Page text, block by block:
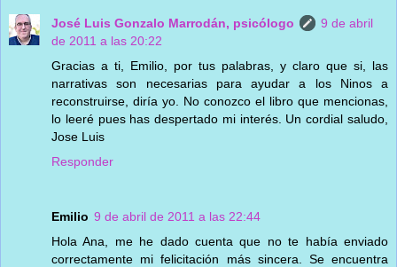
José Luis Gonzalo Marrodán, psicólogo
9 de abril
de 2011 a las 20:22
Gracias a ti, Emilio, por tus palabras, y claro que si, las
narrativas son necesarias para ayudar a los Ninos a
reconstruirse, diría yo. No conozco el libro que mencionas,
lo leeré pues has despertado mi interés. Un cordial saludo,
Jose Luis
Responder
Emilio 9 de abril de 2011 a las 22:44
Hola Ana, me he dado cuenta que no te había enviado
correctamente mi felicitación más sincera. Se encuentra